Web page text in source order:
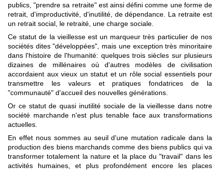
publics, "prendre sa retraite" est ainsi défini comme une forme de
retrait, d'improductivité, d'inutilité, de dépendance. La retraite est
un retrait social, le retraité, une charge sociale.
Ce statut de la vieillesse est un marqueur très particulier de nos
sociétés dites "développées", mais une exception très minoritaire
dans l'histoire de l'humanité: quelques trois siècles sur plusieurs
dizaines de millénaires où d'autres modèles de civilisation
accordaient aux vieux un statut et un rôle social essentiels pour
transmettre les valeurs et pratiques fondatrices de la
"communauté" d'accueil des nouvelles générations.
Or ce statut de quasi inutilité sociale de la vieillesse dans notre
société marchande n'est plus tenable face aux transformations
actuelles.
En effet nous sommes au seuil d'une mutation radicale dans la
production des biens marchands comme des biens publics qui va
transformer totalement la nature et la place du "travail" dans les
activités humaines, et plus profondément encore les places